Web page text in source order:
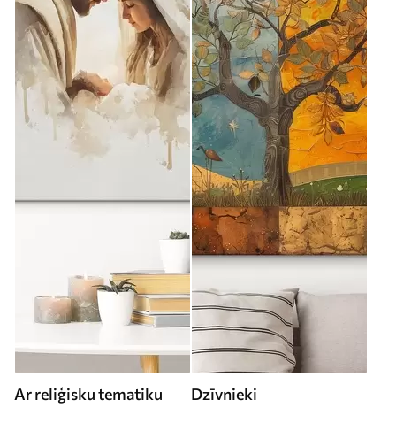
Ar reliģisku tematiku Dzīvnieki